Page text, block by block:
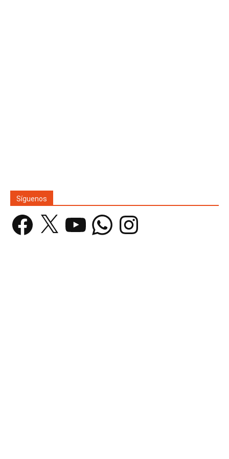
Síguenos
Facebook YouTube WhatsAppInstagram